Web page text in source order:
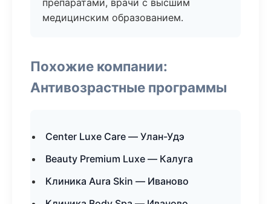
препаратами, врачи с высшим
медицинским образованием.
Похожие компании:
Антивозрастные программы
Center Luxe Care — Улан-Удэ
Beauty Premium Luxe — Калуга
Клиника Aura Skin — Иваново